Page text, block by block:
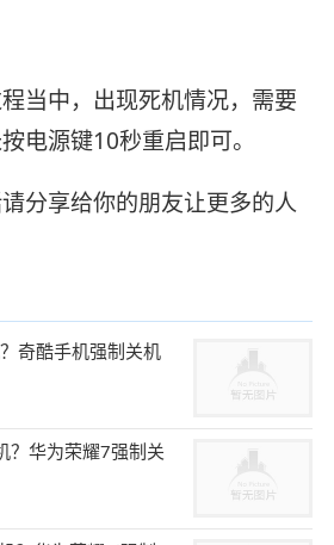
中，出现死机情况，需要
电源键10秒重启即可。
享给你的朋友让更多的人
奇酷手机强制关机
？华为荣耀7强制关